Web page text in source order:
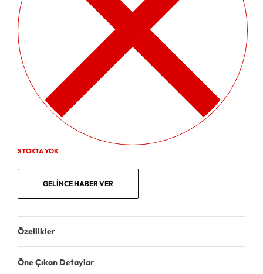
STOKTA YOK
GELINCE HABER VER
Özellikler
Öne Çıkan Detaylar